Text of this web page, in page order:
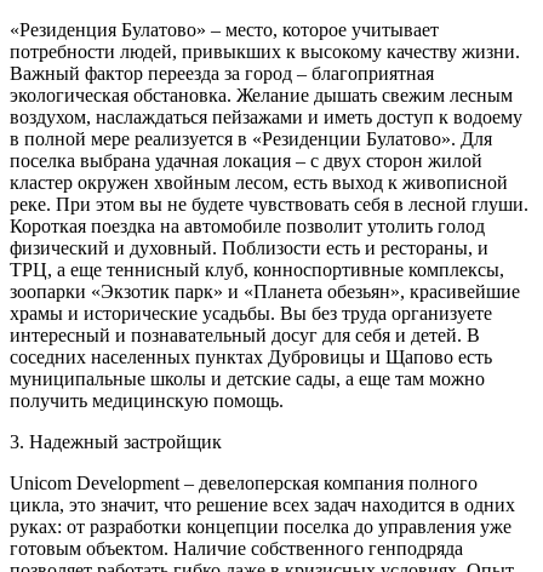
«Резиденция Булатово» – место, которое учитывает
потребности людей, привыкших к высокому качеству жизни.
Важный фактор переезда за город – благоприятная
экологическая обстановка. Желание дышать свежим лесным
воздухом, наслаждаться пейзажами и иметь доступ к водоему
в полной мере реализуется в «Резиденции Булатово». Для
поселка выбрана удачная локация – с двух сторон жилой
кластер окружен хвойным лесом, есть выход к живописной
реке. При этом вы не будете чувствовать себя в лесной глуши.
Короткая поездка на автомобиле позволит утолить голод
физический и духовный. Поблизости есть и рестораны, и
ТРЦ, а еще теннисный клуб, конноспортивные комплексы,
зоопарки «Экзотик парк» и «Планета обезьян», красивейшие
храмы и исторические усадьбы. Вы без труда организуете
интересный и познавательный досуг для себя и детей. В
соседних населенных пунктах Дубровицы и Щапово есть
муниципальные школы и детские сады, а еще там можно
получить медицинскую помощь.
3. Надежный застройщик
Unicom Development – девелоперская компания полного
цикла, это значит, что решение всех задач находится в одних
руках: от разработки концепции поселка до управления уже
готовым объектом. Наличие собственного генподряда